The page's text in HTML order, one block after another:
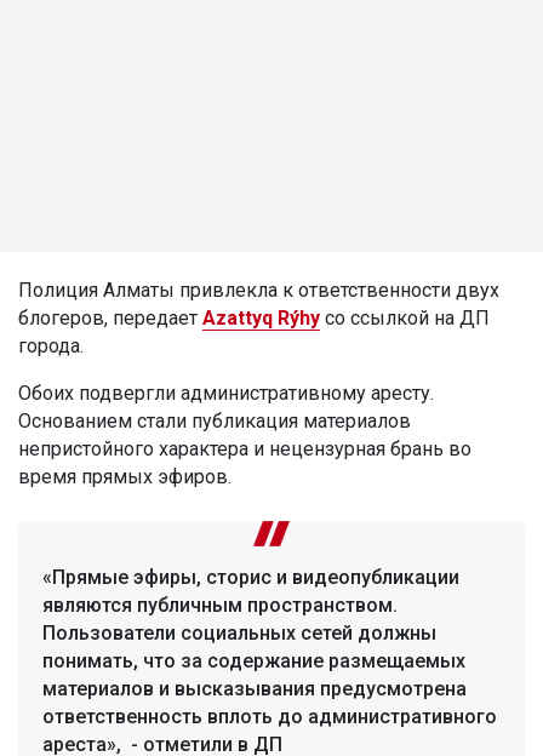
Полиция Алматы привлекла к ответственности двух
блогеров, передает Azattyq Rýhy со ссылкой на ДП
города.
Обоих подвергли административному аресту.
Основанием стали публикация материалов
непристойного характера и нецензурная брань во
время прямых эфиров.
«Прямые эфиры, сторис и видеопубликации
являются публичным пространством.
Пользователи социальных сетей должны
понимать, что за содержание размещаемых
материалов и высказывания предусмотрена
ответственность вплоть до административного
ареста», - отметили в ДП